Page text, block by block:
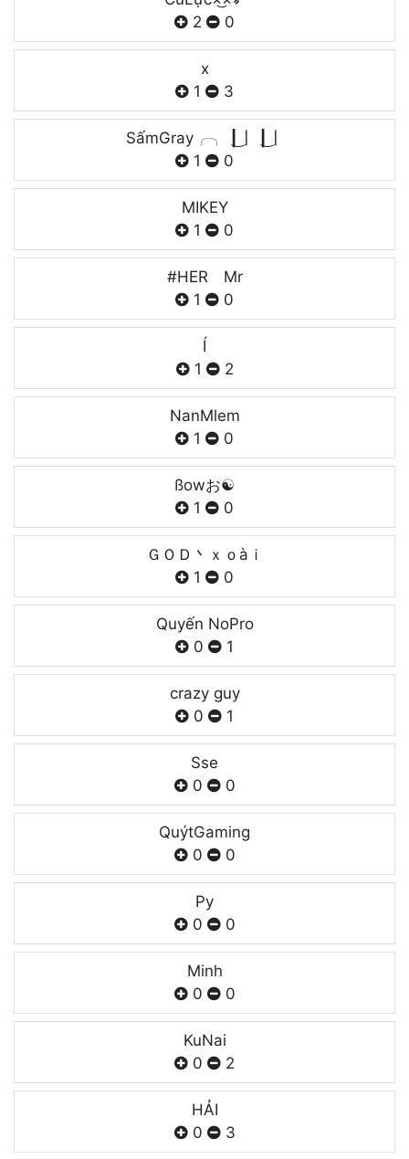
2
0
x
1
3
SấmGrayㅤㅤㅤ╭╮ㅤㅤ ㅤㅤㅤ┃͜┃ㅤㅤ ㅤㅤㅤ┃͜┃
1
0
MIKEY
1
0
#HER Mr
1
0
Í
1
2
NanㅤMlem
1
0
ßowお☯
1
0
ＧＯＤ丶ｘｏàｉ
1
0
Quyến NoPro
0
1
crazy guy
0
1
Sse
0
0
QuýtGaming
0
0
Py
0
0
Minh
0
0
KuNai
0
2
HẢI
0
3